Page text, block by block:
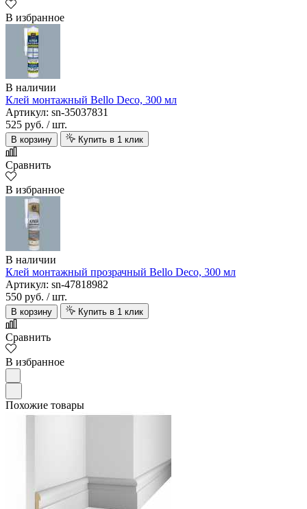
В избранное
В наличии
Клей монтажный Bello Deco, 300 мл
Артикул: sn-35037831
525 руб. / шт.
В корзину Купить в 1 клик
Сравнить
В избранное
В наличии
Клей монтажный прозрачный Bello Deco, 300 мл
Артикул: sn-47818982
550 руб. / шт.
В корзину Купить в 1 клик
Сравнить
В избранное
Похожие товары